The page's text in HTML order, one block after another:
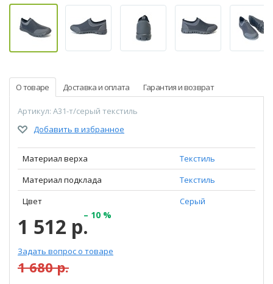
О товаре Доставка и оплата Гарантия и возврат
Артикул: A31-т/серый текстиль
Добавить в избранное
Материал верха
Текстиль
Материал подклада
Текстиль
Цвет
Серый
1 512 р.– 10 %
Задать вопрос о товаре
1 680 р.